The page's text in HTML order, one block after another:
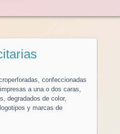
confeccionadas
a una o dos caras,
degradados de color,
y marcas de